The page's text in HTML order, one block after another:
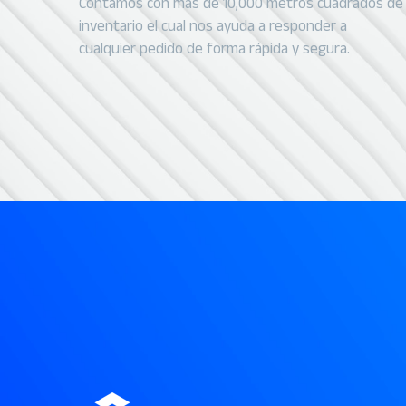
inventario el cual nos ayuda a responder a
cualquier pedido de forma rápida y segura.